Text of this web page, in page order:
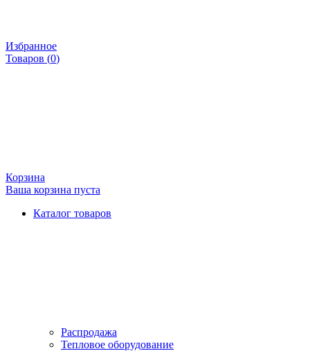
Избранное
Товаров (0)
Корзина
Ваша корзина пуста
Каталог товаров
Распродажа
Тепловое оборудование